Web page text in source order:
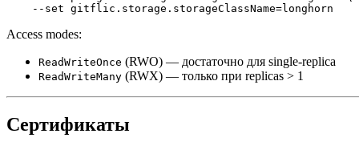
Access modes:
ReadWriteOnce (RWO) — достаточно для single-replica
ReadWriteMany (RWX) — только при replicas > 1
Сертификаты